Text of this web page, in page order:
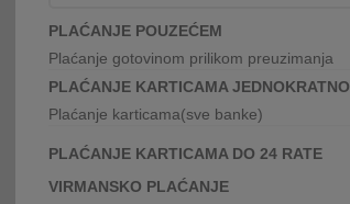
PLAĆANJE POUZEĆEM
Plaćanje gotovinom prilikom preuzimanja
PLAĆANJE KARTICAMA JEDNOKRATNO
Plaćanje karticama(sve banke)
PLAĆANJE KARTICAMA DO 24 RATE
VIRMANSKO PLAĆANJE